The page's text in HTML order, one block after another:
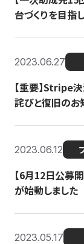
台づくりを目指
2023.06.27
【重要】Stripe
詫びと復旧のお
2023.06.12
【6月12日公募
が始動しました
2023.05.17